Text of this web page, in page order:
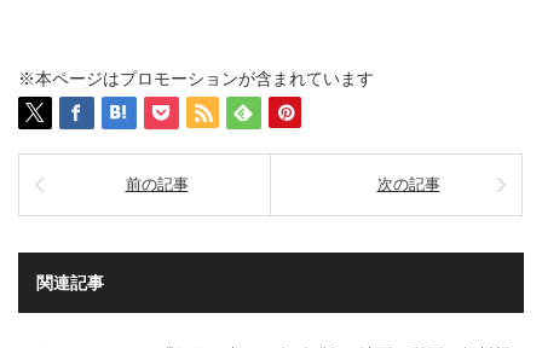
※本ページはプロモーションが含まれています
前の記事 次の記事
関連記事